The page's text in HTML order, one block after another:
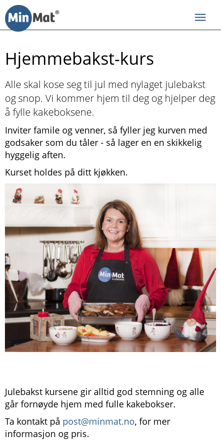
innhold
Hjemmebakst-kurs
Alle skal kose seg til jul med nylaget julebakst
og snop. Vi kommer hjem til deg og hjelper deg
å fylle kakeboksene.
Inviter famile og venner, så fyller jeg kurven med
godsaker som du tåler - så lager en en skikkelig
hyggelig aften.
Kurset holdes på ditt kjøkken.
Julebakst kursene gir alltid god stemning og alle
går fornøyde hjem med fulle kakebokser.
Ta kontakt på post@minmat.no, for mer
informasjon og pris.